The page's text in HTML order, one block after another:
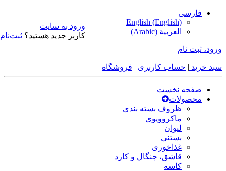
فارسی
English (English)
العربية (
Arabic
)
ورود، ثبت نام
سبد خرید | حساب کاربری | فروشگاه
صفحه نخست
محصولات
ظروف بسته بندی
ماکروویوی
لیوان
بستنی
غذاخوری
قاشق، چنگال و کارد
کاسه
ورود به سایت
کاربر جدید هستید؟ ثبت‌نام